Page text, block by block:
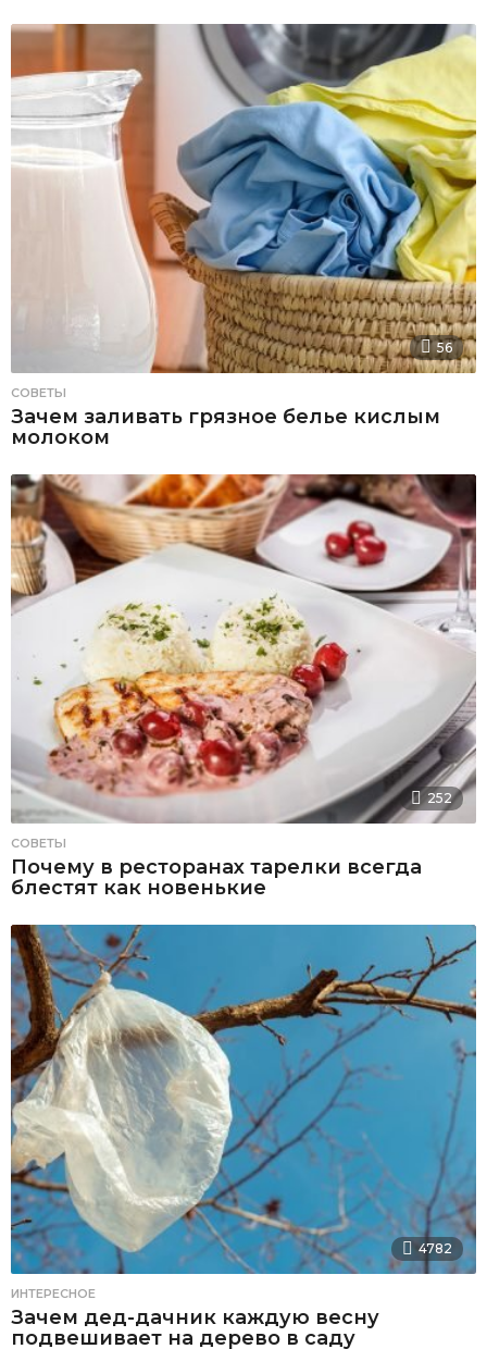
56
СОВЕТЫ
Зачем заливать грязное белье кислым
молоком
252
СОВЕТЫ
Почему в ресторанах тарелки всегда
блестят как новенькие
4782
ИНТЕРЕСНОЕ
Зачем дед-дачник каждую весну
подвешивает на дерево в саду